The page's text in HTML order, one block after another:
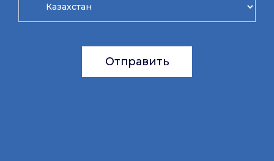
Отправить